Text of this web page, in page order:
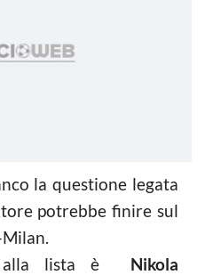
la questione legata
potrebbe finire sul
alla lista è Nikola